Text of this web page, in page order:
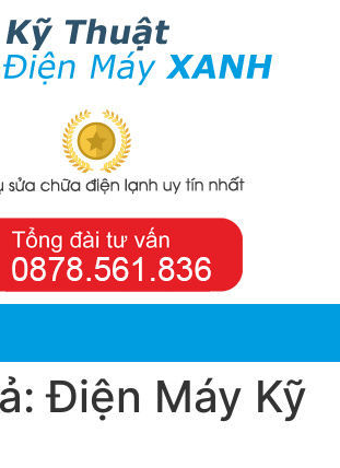
Điện Máy Kỹ